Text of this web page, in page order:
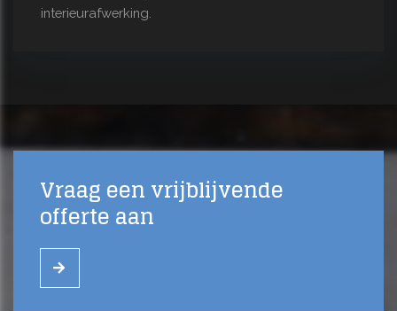
interieurafwerking.
Vraag een vrijblijvende
offerte aan